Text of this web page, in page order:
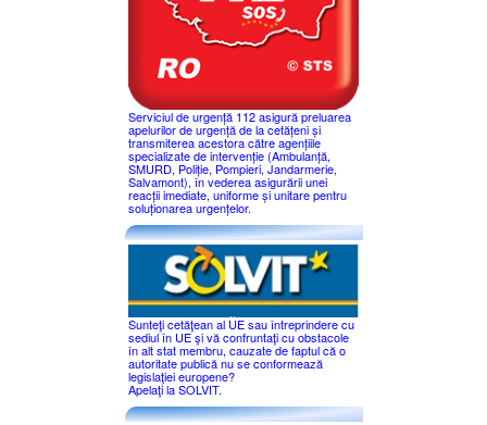
Serviciul de urgență 112 asigură preluarea
apelurilor de urgență de la cetățeni și
transmiterea acestora către agențiile
specializate de intervenție (Ambulanță,
SMURD, Poliție, Pompieri, Jandarmerie,
Salvamont), în vederea asigurării unei
reacții imediate, uniforme și unitare pentru
soluționarea urgențelor.
Sunteţi cetăţean al UE sau întreprindere cu
sediul în UE şi vă confruntaţi cu obstacole
în alt stat membru, cauzate de faptul că o
autoritate publică nu se conformează
legislaţiei europene?
Apelaţi la SOLVIT.